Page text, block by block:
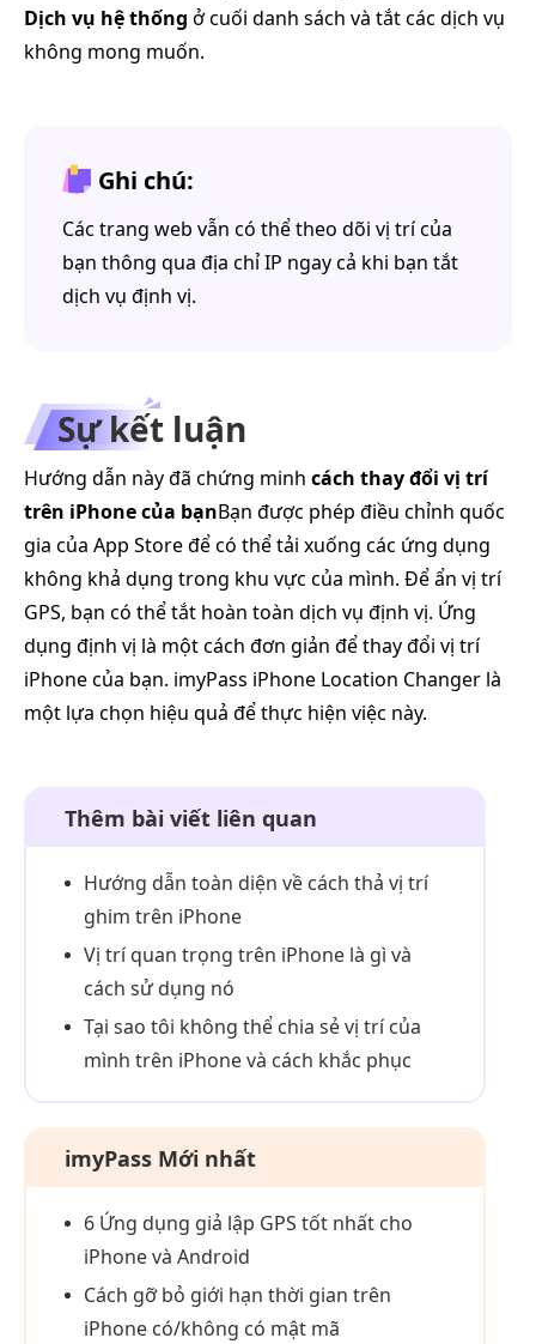
Dịch vụ hệ thống ở cuối danh sách và tắt các dịch vụ
không mong muốn.
Ghi chú:
Các trang web vẫn có thể theo dõi vị trí của
bạn thông qua địa chỉ IP ngay cả khi bạn tắt
dịch vụ định vị.
Sự kết luận
Hướng dẫn này đã chứng minh cách thay đổi vị trí
trên iPhone của bạnBạn được phép điều chỉnh quốc
gia của App Store để có thể tải xuống các ứng dụng
không khả dụng trong khu vực của mình. Để ẩn vị trí
GPS, bạn có thể tắt hoàn toàn dịch vụ định vị. Ứng
dụng định vị là một cách đơn giản để thay đổi vị trí
iPhone của bạn. imyPass iPhone Location Changer là
một lựa chọn hiệu quả để thực hiện việc này.
Thêm bài viết liên quan
Hướng dẫn toàn diện về cách thả vị trí
ghim trên iPhone
Vị trí quan trọng trên iPhone là gì và
cách sử dụng nó
Tại sao tôi không thể chia sẻ vị trí của
mình trên iPhone và cách khắc phục
imyPass Mới nhất
6 Ứng dụng giả lập GPS tốt nhất cho
iPhone và Android
Cách gỡ bỏ giới hạn thời gian trên
iPhone có/không có mật mã